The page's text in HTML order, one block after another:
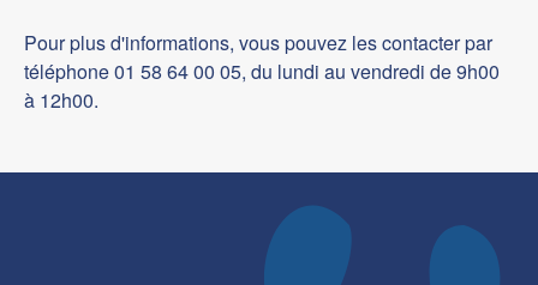
Pour plus d'informations, vous pouvez les contacter par
téléphone 01 58 64 00 05, du lundi au vendredi de 9h00
à 12h00.